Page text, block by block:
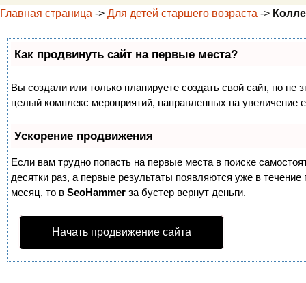
Главная страница -> Для детей старшего возраста ->
Как продвинуть сайт на первые места?
Вы создали или только планируете создать свой сайт, но не
целый комплекс мероприятий, направленных на увеличение
Ускорение продвижения
Если вам трудно попасть на первые места в поиске
десятки раз, а первые результаты появляются уже в
месяц, то в SeoHammer за бустер вернут деньги.
Начать продвижение сайта